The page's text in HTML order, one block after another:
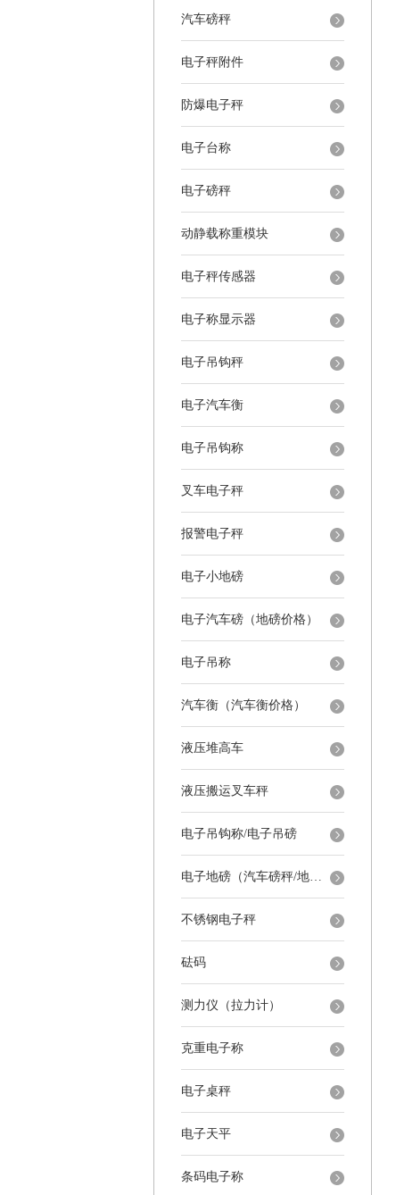
汽车磅秤
电子秤附件
防爆电子秤
电子台称
电子磅秤
动静载称重模块
电子秤传感器
电子称显示器
电子吊钩秤
电子汽车衡
电子吊钩称
叉车电子秤
报警电子秤
电子小地磅
电子汽车磅（地磅价格）
电子吊称
汽车衡（汽车衡价格）
液压堆高车
液压搬运叉车秤
电子吊钩称/电子吊磅
电子地磅（汽车磅秤/地磅）
不锈钢电子秤
砝码
测力仪（拉力计）
克重电子称
电子桌秤
电子天平
条码电子称